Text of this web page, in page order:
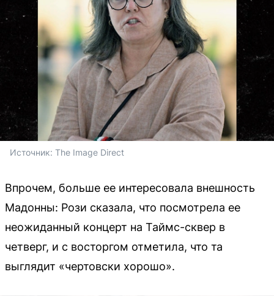
Источник: The Image Direct
Впрочем, больше ее интересовала внешность
Мадонны: Рози сказала, что посмотрела ее
неожиданный концерт на Таймс-сквер в
четверг, и с восторгом отметила, что та
выглядит «чертовски хорошо».